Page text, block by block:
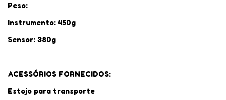
Peso:
Instrumento: 450g
Sensor: 380g
ACESSÓRIOS FORNECIDOS:
Estojo para transporte